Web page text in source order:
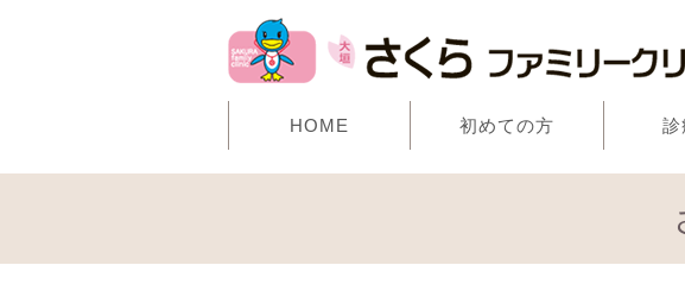
HOME 初めての方 診